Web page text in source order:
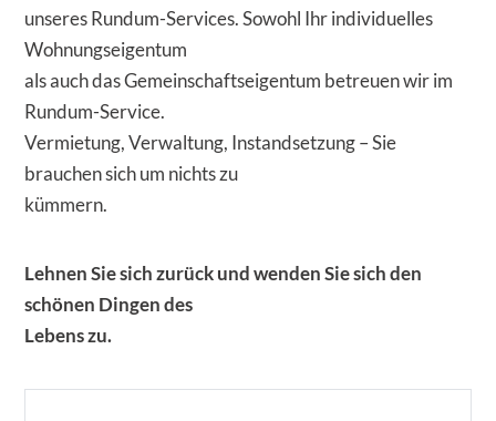
unseres Rundum-Services. Sowohl Ihr individuelles
Wohnungseigentum
als auch das Gemeinschaftseigentum betreuen wir im
Rundum-Service.
Vermietung, Verwaltung, Instandsetzung – Sie
brauchen sich um nichts zu
kümmern.
Lehnen Sie sich zurück und wenden Sie sich den
schönen Dingen des
Lebens zu.